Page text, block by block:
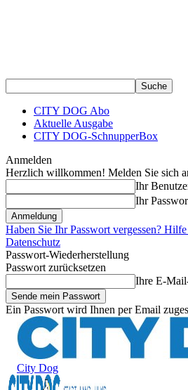
CITY DOG Abo
Aktuelle Ausgabe
CITY DOG-SchnupperBox
Anmelden
Herzlich willkommen! Melden Sie sich
Ihr
Ihr
Haben Sie Ihr Passwort vergessen?
Datenschutz
Passwort-Wiederherstellung
Passwort zurücksetzen
Ihre E-
Ein Passwort wird Ihnen per Email
City Dog